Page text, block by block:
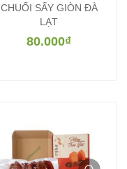
3.005 sao
CHUỐI SẤY GIÒN ĐÀ
LẠT
80.000₫